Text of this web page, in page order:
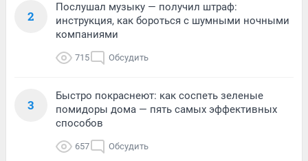
2
Послушал музыку — получил штраф:
инструкция, как бороться с шумными ночными
компаниями
715 Обсудить
3
Быстро покраснеют: как соспеть зеленые
помидоры дома — пять самых эффективных
способов
657 Обсудить